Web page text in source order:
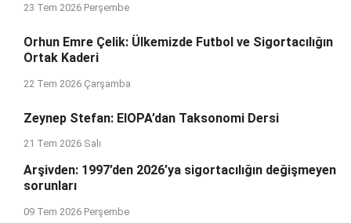
23 Tem 2026 Perşembe
Orhun Emre Çelik: Ülkemizde Futbol ve Sigortacılığın
Ortak Kaderi
22 Tem 2026 Çarşamba
Zeynep Stefan: EIOPA’dan Taksonomi Dersi
21 Tem 2026 Salı
Arşivden: 1997’den 2026’ya sigortacılığın değişmeyen
sorunları
09 Tem 2026 Perşembe